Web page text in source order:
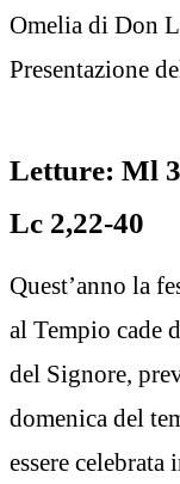
Omelia di Don
Presentazione
Letture: Ml
Lc 2,22-40
Quest’anno la
al Tempio cade
del Signore,
domenica del
essere